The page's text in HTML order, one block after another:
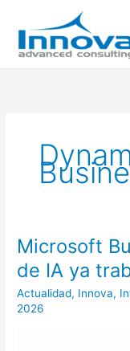
contenido
Microsoft
de IA ya
Actualidad, Innova,
2026
Microsoft
Build
2026:
los
agentes